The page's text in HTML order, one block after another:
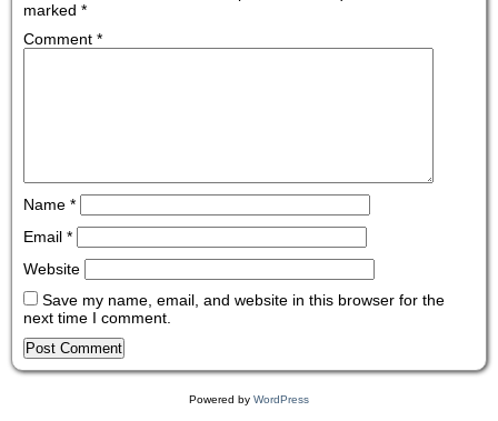
marked *
Comment *
Name *
Email *
Website
Save my name, email, and website in this browser for the
next time I comment.
Powered by WordPress